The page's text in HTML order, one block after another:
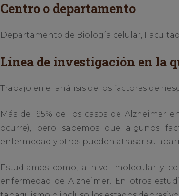
Centro o departamento
Departamento de Biología celular,
Línea de investigación en la
Trabajo en el análisis de los factores de
Más del 95% de los casos de Alzheimer
ocurre), pero sabemos que algunos
enfermedad y otros pueden atrasar su
Estudiamos cómo, a nivel molecular y
enfermedad de Alzheimer. En otros